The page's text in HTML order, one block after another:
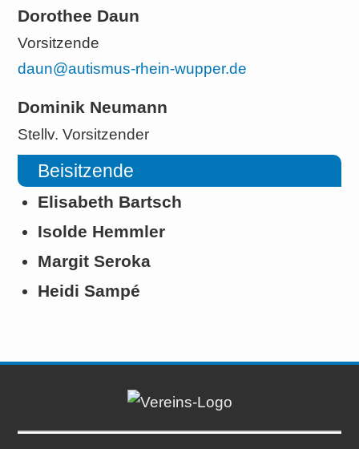
Dorothee Daun
Vorsitzende
daun@autismus-rhein-wupper.de
Dominik Neumann
Stellv. Vorsitzender
Beisitzende
Elisabeth Bartsch
Isolde Hemmler
Margit Seroka
Heidi Sampé